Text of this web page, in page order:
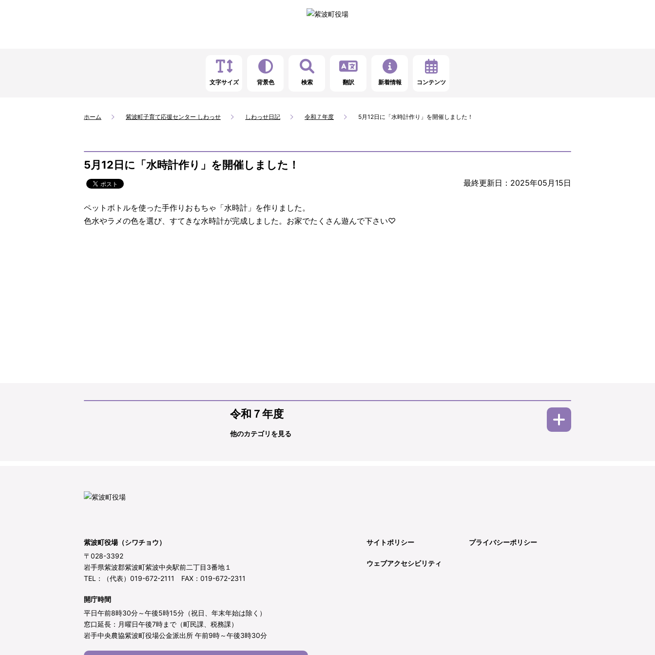
文字サイズ 背景色 検索 翻訳 新着情報 コンテンツ
ホーム 紫波町子育て応援センター しわっせ しわっせ日記 令和７年度 5月12日に「水時計作り」を開催しました！
5月12日に「水時計作り」を開催しました！
最終更新日：2025年05月15日
ペットボトルを使った手作りおもちゃ「水時計」を作りました。
色水やラメの色を選び、すてきな水時計が完成しました。お家でたくさん遊んで下さい♡
令和７年度
他のカテゴリを見る
紫波町役場（シワチョウ）
〒028-3392
岩手県紫波郡紫波町紫波中央駅前二丁目3番地１
TEL：（代表）019-672-2111 FAX：019-672-2311
開庁時間
平日午前8時30分～午後5時15分（祝日、年末年始は除く）
窓口延長：月曜日午後7時まで（町民課、税務課）
岩手中央農協紫波町役場公金派出所 午前9時～午後3時30分
サイトポリシー プライバシーポリシー
ウェブアクセシビリティ